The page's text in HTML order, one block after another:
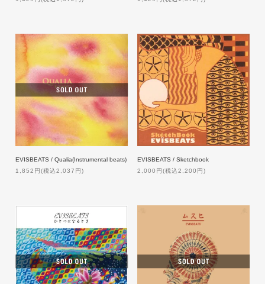
EVISBEATS / Qualia(Instrumental beats)
1,852円(税込2,037円)
EVISBEATS / Sketchbook
2,000円(税込2,200円)